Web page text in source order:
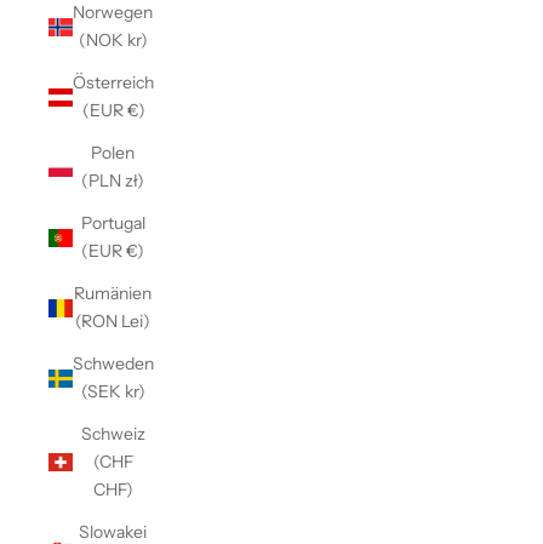
Norwegen
(NOK kr)
Österreich
(EUR €)
Polen
(PLN zł)
Portugal
(EUR €)
Rumänien
(RON Lei)
Schweden
(SEK kr)
Schweiz
(CHF
CHF)
Slowakei